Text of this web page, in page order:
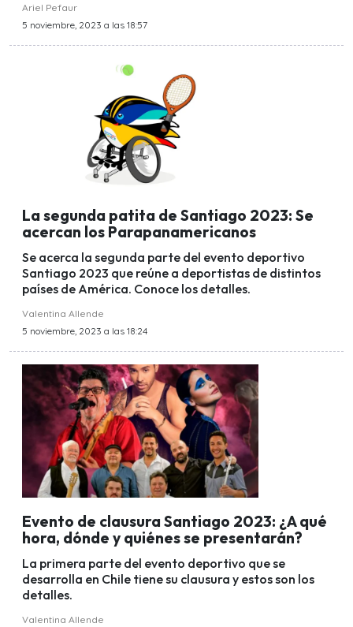
Ariel Pefaur
5 noviembre, 2023 a las 18:57
La segunda patita de Santiago 2023: Se
acercan los Parapanamericanos
Se acerca la segunda parte del evento deportivo
Santiago 2023 que reúne a deportistas de distintos
países de América. Conoce los detalles.
Valentina Allende
5 noviembre, 2023 a las 18:24
Evento de clausura Santiago 2023: ¿A qué
hora, dónde y quiénes se presentarán?
La primera parte del evento deportivo que se
desarrolla en Chile tiene su clausura y estos son los
detalles.
Valentina Allende